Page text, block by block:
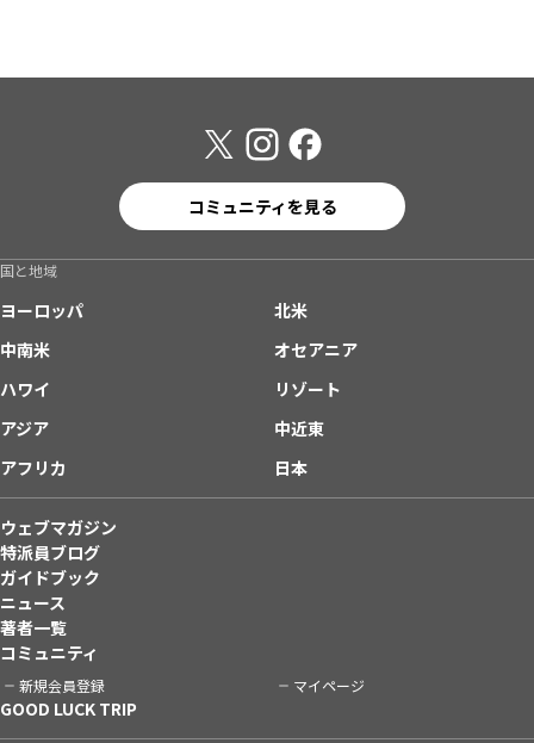
コミュニティを見る
国と地域
ヨーロッパ
北米
中南米
オセアニア
ハワイ
リゾート
アジア
中近東
アフリカ
日本
ウェブマガジン
特派員ブログ
ガイドブック
ニュース
著者一覧
コミュニティ
新規会員登録 マイページ
GOOD LUCK TRIP